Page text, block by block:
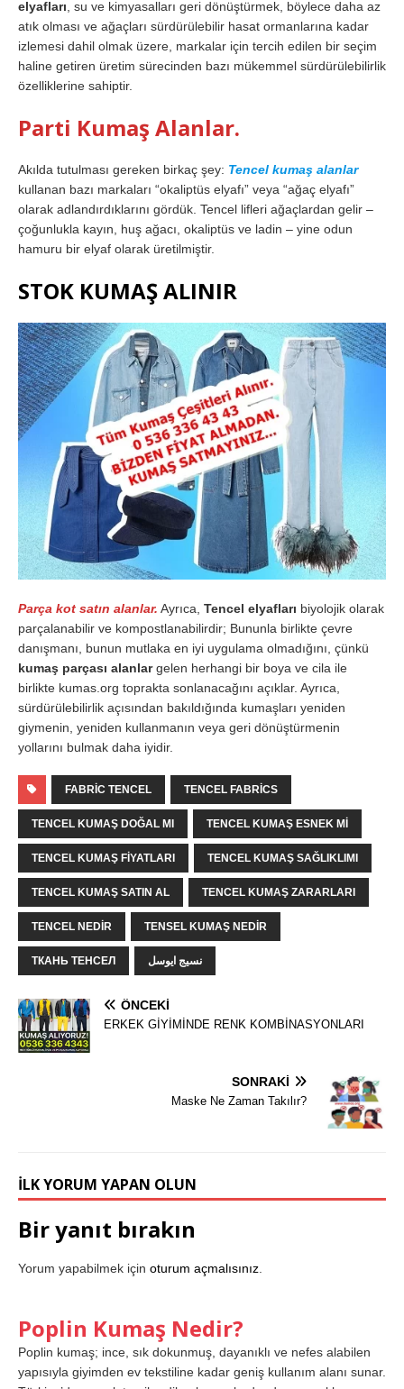
elyafları , su ve kimyasalları geri dönüştürmek, böylece daha az
atık olması ve ağaçları sürdürülebilir hasat ormanlarına kadar
izlemesi dahil olmak üzere, markalar için tercih edilen bir seçim
haline getiren üretim sürecinden bazı mükemmel sürdürülebilirlik
özelliklerine sahiptir.
Parti Kumaş Alanlar.
Akılda tutulması gereken birkaç şey: Tencel kumaş alanlar
kullanan bazı markaları “okaliptüs elyafı” veya “ağaç elyafı”
olarak adlandırdıklarını gördük. Tencel lifleri ağaçlardan gelir –
çoğunlukla kayın, huş ağacı, okaliptüs ve ladin – yine odun
hamuru bir elyaf olarak üretilmiştir.
STOK KUMAŞ ALINIR
Parça kot satın alanlar. Ayrıca, Tencel elyafları biyolojik olarak
parçalanabilir ve kompostlanabilirdir; Bununla birlikte çevre
danışmanı, bunun mutlaka en iyi uygulama olmadığını, çünkü
kumaş parçası alanlargelen herhangi bir boya ve cila ile
birlikte kumas.org toprakta sonlanacağını açıklar. Ayrıca,
sürdürülebilirlik açısından bakıldığında kumaşları yeniden
giymenin, yeniden kullanmanın veya geri dönüştürmenin
yollarını bulmak daha iyidir.
FABRIC TENCEL TENCEL FABRICS
TENCEL KUMAŞ DOĞAL MI TENCEL KUMAŞ ESNEK MI
TENCEL KUMAŞ FIYATLARI TENCEL KUMAŞ SAĞLIKLIMI
TENCEL KUMAŞ SATIN AL TENCEL KUMAŞ ZARARLARI
TENCEL NEDIR TENSEL KUMAŞ NEDIR
ТКАНЬ ТЕНСЕЛ نسيج ايوسل
ÖNCEKI
ERKEK GİYİMİNDE RENK KOMBİNASYONLARI
SONRAKI
Maske Ne Zaman Takılır?
İLK YORUM YAPAN OLUN
Bir yanıt bırakın
Yorum yapabilmek için oturum açmalısınız
Poplin Kumaş Nedir?
Poplin kumaş; ince, sık dokunmuş, dayanıklı ve nefes alabilen
yapısıyla giyimden ev tekstiline kadar geniş kullanım alanı sunar.